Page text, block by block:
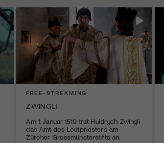
FREE-STREAMING
ZWINGLI
Am 1. Januar 1519 trat Huldrych Zwingli
das Amt des Leutpriesters am
Zürcher Grossmünsterstifts an.